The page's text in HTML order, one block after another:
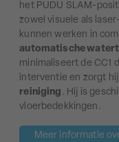
het PUDU SLAM-
zowel visuele als
kunnen werken in
automatische
minimaliseert de CC1
interventie en zorgt
reiniging . Hij is
vloerbedekkingen.
Meer informatie